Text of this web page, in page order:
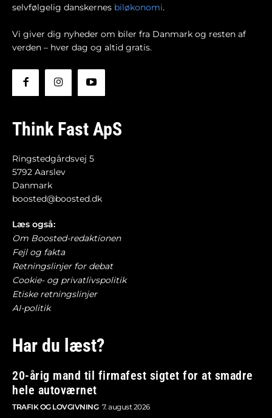
selvfølgelig danskernes biløkonomi.
Vi giver dig nyheder om biler fra Danmark og resten af
verden – hver dag og altid gratis.
Think Fast ApS
Ringstedgårdsvej 5
5792 Aarslev
Danmark
boosted@boosted.dk
Læs også:
Om Boosted-redaktionen
Fejl og fakta
Retningslinjer for debat
Cookie- og privatlivspolitik
Etiske retningslinjer
AI-politik
Har du læst?
20-årig mand til firmafest sigtet for at smadre
hele autoværnet
TRAFIK OG LOVGIVNING 7. august 2026